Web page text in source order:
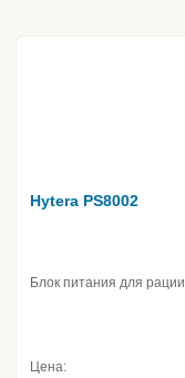
Hytera PS8002
Блок питания для рации
Цена: